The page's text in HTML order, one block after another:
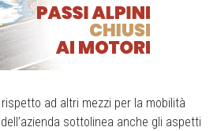
ad altri mezzi per la mobilità
sottolinea anche gli aspetti